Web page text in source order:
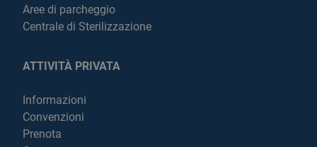
Aree di parcheggio
Centrale di Sterilizzazione
ATTIVITÀ PRIVATA
Informazioni
Convenzioni
Prenota